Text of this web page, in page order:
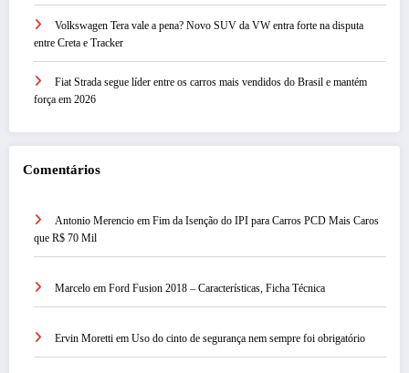
Volkswagen Tera vale a pena? Novo SUV da VW entra forte na disputa
entre Creta e Tracker
Fiat Strada segue líder entre os carros mais vendidos do Brasil e mantém
força em 2026
Comentários
Antonio Merencio em Fim da Isenção do IPI para Carros PCD Mais Caros
que R$ 70 Mil
Marcelo em Ford Fusion 2018 – Características, Ficha Técnica
Ervin Moretti em Uso do cinto de segurança nem sempre foi obrigatório